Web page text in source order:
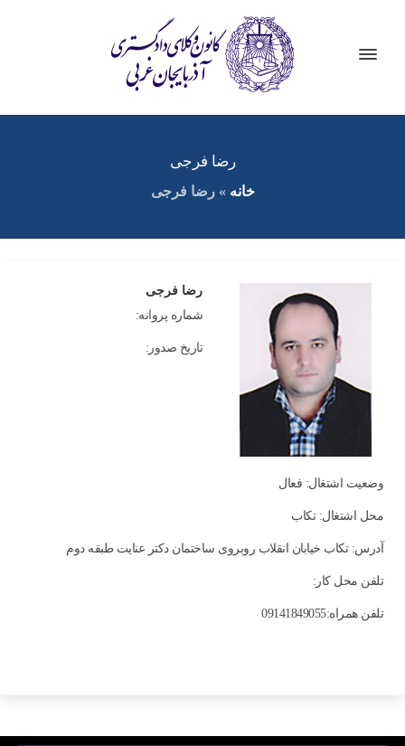
رضا فرجی
خانه »رضا فرجی
رضا فرجی
شماره پروانه:
تاریخ صدور:
وضعیت اشتغال: فعال
محل اشتغال: تكاب
آدرس: تکاب خیابان انقلاب روبروی ساختمان دکتر عنایت طبقه دوم
تلفن محل کار:
تلفن همراه:09141849055